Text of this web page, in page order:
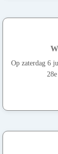
Op zaterdag 6